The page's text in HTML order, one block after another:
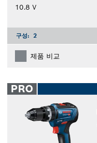
10.8 V
구성: 2
제품 비교
PRO